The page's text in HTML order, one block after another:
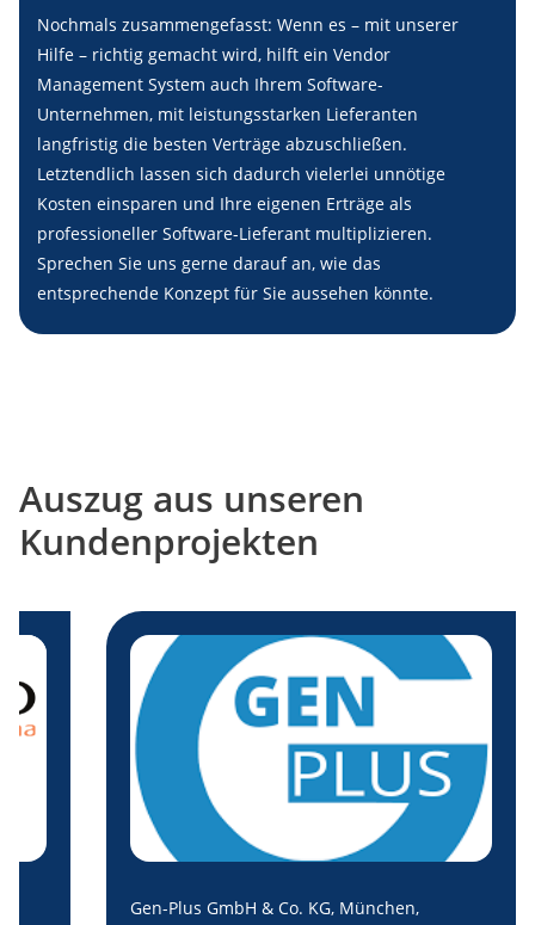
Nochmals zusammengefasst: Wenn es – mit unserer
Hilfe – richtig gemacht wird, hilft ein Vendor
Management System auch Ihrem Software-
Unternehmen, mit leistungsstarken Lieferanten
langfristig die besten Verträge abzuschließen.
Letztendlich lassen sich dadurch vielerlei unnötige
Kosten einsparen und Ihre eigenen Erträge als
professioneller Software-Lieferant multiplizieren.
Sprechen Sie uns gerne darauf an, wie das
entsprechende Konzept für Sie aussehen könnte.
Auszug aus unseren
Kundenprojekten
Gen-Plus GmbH & Co. KG, München,